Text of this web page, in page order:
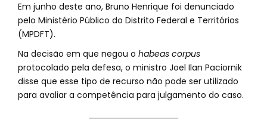
Em junho deste ano, Bruno Henrique foi denunciado
pelo Ministério Público do Distrito Federal e Territórios
(MPDFT).
Na decisão em que negou o habeas corpus
protocolado pela defesa, o ministro Joel Ilan Paciornik
disse que esse tipo de recurso não pode ser utilizado
para avaliar a competência para julgamento do caso.